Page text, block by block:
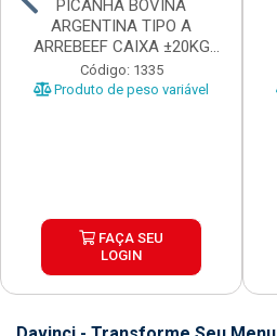
PICANHA BOVINA
ARGENTINA TIPO A
ARREBEEF CAIXA ±20KG
PEÇAS 1...
Código: 1335
Produto de peso variável
FAÇA SEU
LOGIN